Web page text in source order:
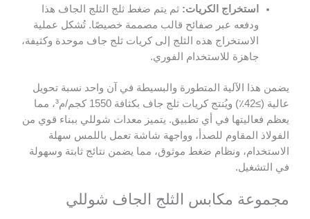
الكريات:ثم يتم ضغط ثلج الثلج الجاف هذا
عبر صفائح قالب مصممة خصيصًا. تُشكل عملية
هذه الثلج إلى كريات ثلج جاف موحدة وكثيفة،
للاستخدام الفوري.
الآلية المتطورة والبسيطة في آن واحد نسبة تحويل
عالية (≥42٪) ويُنتج كريات ثلج جاف بكثافة 1550 كجم/م³، مما
في أي تطبيق. يتميز معدات شوللي ببناء قوي من
المقاوم للصدأ، وواجهة شاشة تعمل باللمس سهلة
ونظام ضغط موثوق، مما يضمن نتائج ثابتة وسهولة
مكابس الثلج الجاف شوللي